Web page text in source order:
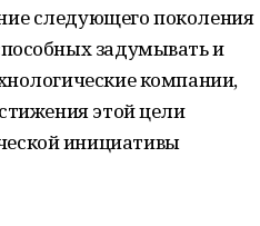
следующего поколения
задумывать и
компании,
этой цели
инициативы